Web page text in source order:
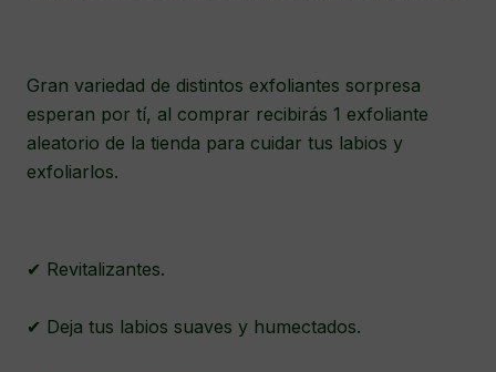
Gran variedad de distintos exfoliantes sorpresa
esperan por tí, al comprar recibirás 1 exfoliante
aleatorio de la tienda para cuidar tus labios y
exfoliarlos.
✔ Revitalizantes.
✔ Deja tus labios suaves y humectados.